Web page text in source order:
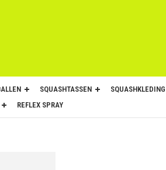
SQUASHTASSEN
SQUASHKLEDING
REFLEX SPRAY